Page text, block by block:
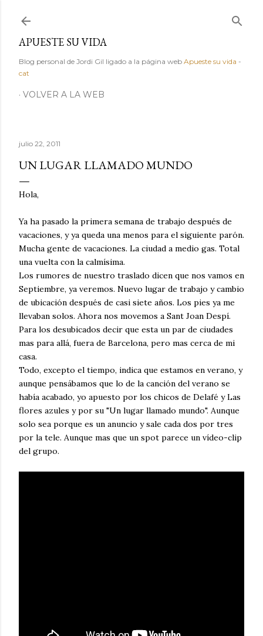
APUESTE SU VIDA
Blog personal de Jordi Gil ligado a la página web Apueste su vida -
cat
VOLVER A LA WEB
julio 22, 2011
UN LUGAR LLAMADO MUNDO
Hola,
Ya ha pasado la primera semana de trabajo después de
vacaciones, y ya queda una menos para el siguiente parón.
Mucha gente de vacaciones. La ciudad a medio gas. Total
una vuelta con la calmísima.
Los rumores de nuestro traslado dicen que nos vamos en
Septiembre, ya veremos. Nuevo lugar de trabajo y cambio
de ubicación después de casi siete años. Los pies ya me
llevaban solos. Ahora nos movemos a Sant Joan Despí.
Para los desubicados decir que esta un par de ciudades
mas para allá, fuera de Barcelona, pero mas cerca de mi
casa.
Todo, excepto el tiempo, indica que estamos en verano, y
aunque pensábamos que lo de la canción del verano se
había acabado, yo apuesto por los chicos de Delafé y Las
flores azules y por su "Un lugar llamado mundo". Aunque
solo sea porque es un anuncio y sale cada dos por tres
por la tele. Aunque mas que un spot parece un vídeo-clip
del grupo.